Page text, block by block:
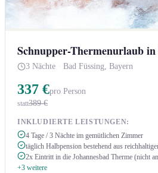
Schnupper-Thermenurlaub in
3 Nächte · Bad Füssing, Bayern
337 €pro Person
statt389 €
INKLUDIERTE LEISTUNGEN:
4 Tage / 3 Nächte im gemütlichen Zimmer
täglich Halbpension bestehend aus
2x Eintritt in die Johannesbad Therme (nicht
+3 weitere